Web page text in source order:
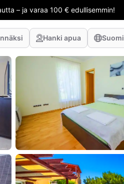
– ja varaa 100 € edullisemmin!
Hanki apua Suomi